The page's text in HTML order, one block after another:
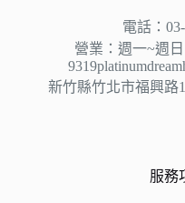
電話：
營業：週一~週
新竹縣竹北市福興路
服務